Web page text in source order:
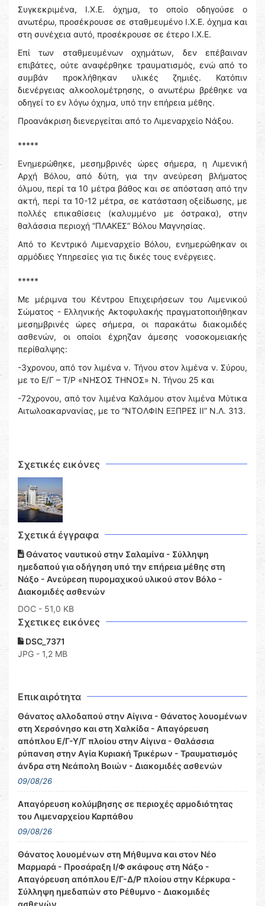
Συγκεκριμένα, Ι.Χ.Ε. όχημα, το οποίο οδηγούσε ο
ανωτέρω, προσέκρουσε σε σταθμευμένο Ι.Χ.Ε. όχημα και
στη συνέχεια αυτό, προσέκρουσε σε έτερο Ι.Χ.Ε.
Επί των σταθμευμένων οχημάτων, δεν επέβαιναν
επιβάτες, ούτε αναφέρθηκε τραυματισμός, ενώ από το
συμβάν προκλήθηκαν υλικές ζημιές. Κατόπιν
διενέργειας αλκοολομέτρησης, ο ανωτέρω βρέθηκε να
οδηγεί το εν λόγω όχημα, υπό την επήρεια μέθης.
Προανάκριση διενεργείται από το Λιμεναρχείο Νάξου.
*****
Ενημερώθηκε, μεσημβρινές ώρες σήμερα, η Λιμενική
Αρχή Βόλου, από δύτη, για την ανεύρεση βλήματος
όλμου, περί τα 10 μέτρα βάθος και σε απόσταση από την
ακτή, περί τα 10-12 μέτρα, σε κατάσταση οξείδωσης, με
πολλές επικαθίσεις (καλυμμένο με όστρακα), στην
θαλάσσια περιοχή “ΠΛΑΚΕΣ” Βόλου Μαγνησίας.
Από το Κεντρικό Λιμεναρχείο Βόλου, ενημερώθηκαν οι
αρμόδιες Υπηρεσίες για τις δικές τους ενέργειες.
*****
Με μέριμνα του Κέντρου Επιχειρήσεων του Λιμενικού
Σώματος - Ελληνικής Ακτοφυλακής πραγματοποιήθηκαν
μεσημβρινές ώρες σήμερα, οι παρακάτω διακομιδές
ασθενών, οι οποίοι έχρηζαν άμεσης νοσοκομειακής
περίθαλψης:
-3χρονου, από τον λιμένα ν. Τήνου στον λιμένα ν. Σύρου,
με το Ε/Γ – Τ/Ρ «ΝΗΣΟΣ ΤΗΝΟΣ» Ν. Τήνου 25 και
-72χρονου, από τον λιμένα Καλάμου στον λιμένα Μύτικα
Αιτωλοακαρνανίας, με το “ΝΤΟΛΦΙΝ ΕΞΠΡΕΣ ΙΙ” Ν.Λ. 313.
Σχετικές εικόνες
Σχετικά έγγραφα
Θάνατος ναυτικού στην Σαλαμίνα - Σύλληψη
ημεδαπού για οδήγηση υπό την επήρεια μέθης στη
Νάξο - Ανεύρεση πυρομαχικού υλικού στον Βόλο -
Διακομιδές ασθενών
DOC - 51,0 KB
Σχετικες εικόνες
DSC_7371
JPG - 1,2 MB
Επικαιρότητα
Θάνατος αλλοδαπού στην Αίγινα - Θάνατος λουομένων
στη Χερσόνησο και στη Χαλκίδα - Απαγόρευση
απόπλου Ε/Γ-Υ/Γ πλοίου στην Αίγινα - Θαλάσσια
ρύπανση στην Αγία Κυριακή Τρικέρων - Τραυματισμός
άνδρα στη Νεάπολη Βοιών - Διακομιδές ασθενών
09/08/26
Απαγόρευση κολύμβησης σε περιοχές αρμοδιότητας
του Λιμεναρχείου Καρπάθου
09/08/26
Θάνατος λουομένων στη Μήθυμνα και στον Νέο
Μαρμαρά - Προσάραξη Ι/Φ σκάφους στη Νάξο -
Απαγόρευση απόπλου Ε/Γ-Δ/Ρ πλοίου στην Κέρκυρα -
Σύλληψη ημεδαπών στο Ρέθυμνο - Διακομιδές